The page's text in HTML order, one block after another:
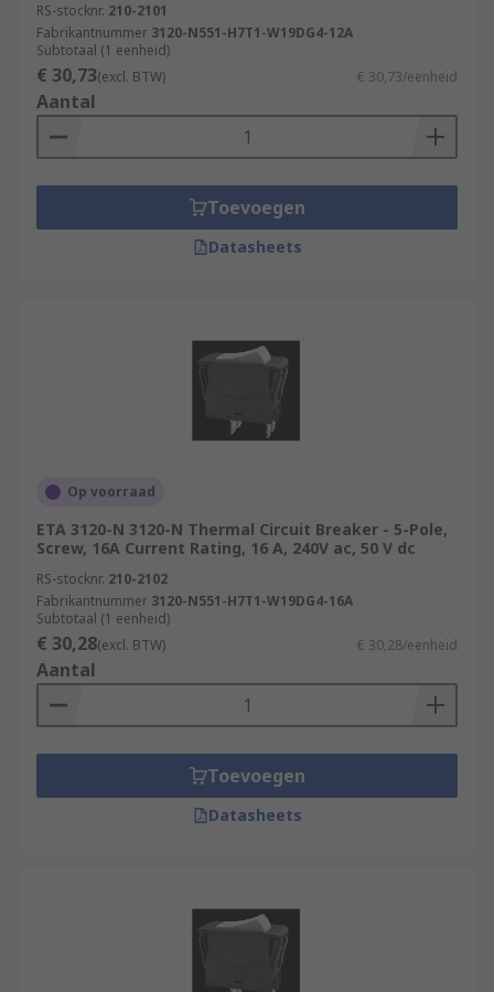
RS-stocknr. 210-2101
Fabrikantnummer 3120-N551-H7T1-W19DG4-12A
Subtotaal (1 eenheid)
€ 30,73(excl. BTW) € 30,73/eenheid
Aantal
Toevoegen
Datasheets
Op voorraad
ETA 3120-N 3120-N Thermal Circuit Breaker - 5-Pole,
Screw, 16A Current Rating, 16 A, 240V ac, 50 V dc
RS-stocknr. 210-2102
Fabrikantnummer 3120-N551-H7T1-W19DG4-16A
Subtotaal (1 eenheid)
€ 30,28(excl. BTW) € 30,28/eenheid
Aantal
Toevoegen
Datasheets